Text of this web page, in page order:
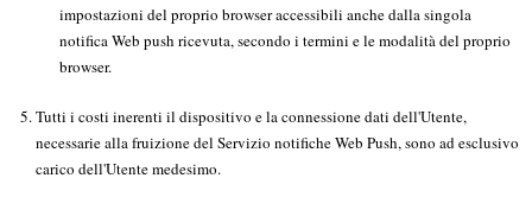
impostazioni del proprio browser accessibili anche dalla singola
notifica Web push ricevuta, secondo i termini e le modalità del proprio
browser.
Tutti i costi inerenti il dispositivo e la connessione dati dell'Utente,
necessarie alla fruizione del Servizio notifiche Web Push, sono ad esclusivo
carico dell'Utente medesimo.